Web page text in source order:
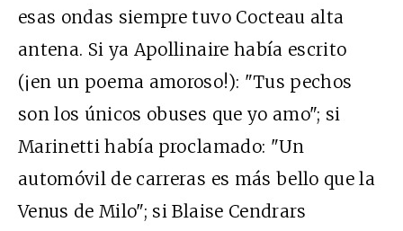
esas ondas siempre tuvo Cocteau alta
antena. Si ya Apollinaire había escrito
(¡en un poema amoroso!): "Tus pechos
son los únicos obuses que yo amo"; si
Marinetti había proclamado: "Un
automóvil de carreras es más bello que la
Venus de Milo"; si Blaise Cendrars